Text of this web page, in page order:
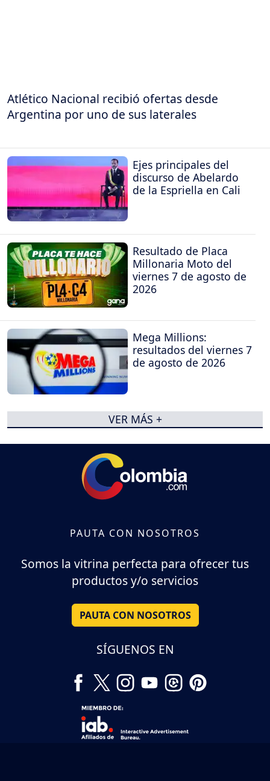
Atlético Nacional recibió ofertas desde
Argentina por uno de sus laterales
Ejes principales del
discurso de Abelardo
de la Espriella en Cali
Resultado de Placa
Millonaria Moto del
viernes 7 de agosto de
2026
Mega Millions:
resultados del viernes 7
de agosto de 2026
VER MÁS +
PAUTA CON NOSOTROS
Somos la vitrina perfecta para ofrecer tus
productos y/o servicios
PAUTA CON NOSOTROS
SÍGUENOS EN